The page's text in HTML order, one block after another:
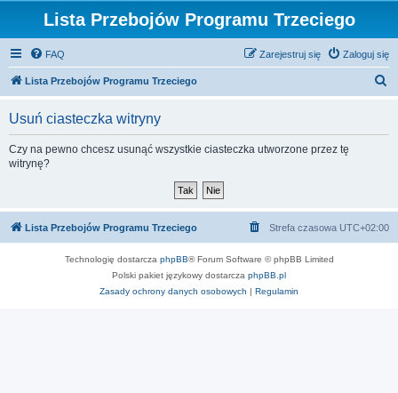
Lista Przebojów Programu Trzeciego
FAQ Zaloguj się
Zarejestruj się
Lista Przebojów Programu Trzeciego
Usuń ciasteczka witryny
Czy na pewno chcesz usunąć wszystkie ciasteczka utworzone przez tę
witrynę?
Lista Przebojów Programu Trzeciego Strefa czasowa UTC+02:00
Technologię dostarcza phpBB® Forum Software © phpBB Limited
Polski pakiet językowy dostarcza phpBB.pl
Zasady ochrony danych osobowych | Regulamin